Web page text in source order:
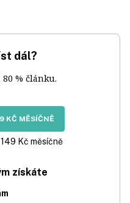
dál?
80 % článku.
KČ MĚSÍČNĚ
Kč měsíčně
získáte